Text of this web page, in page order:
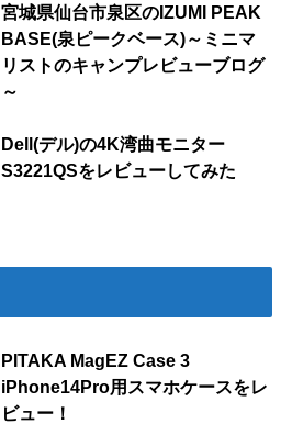
宮城県仙台市泉区のIZUMI PEAK
BASE(泉ピークベース)～ミニマ
リストのキャンプレビューブログ
～
Dell(デル)の4K湾曲モニター
S3221QSをレビューしてみた
PITAKA MagEZ Case 3
iPhone14Pro用スマホケースをレ
ビュー！